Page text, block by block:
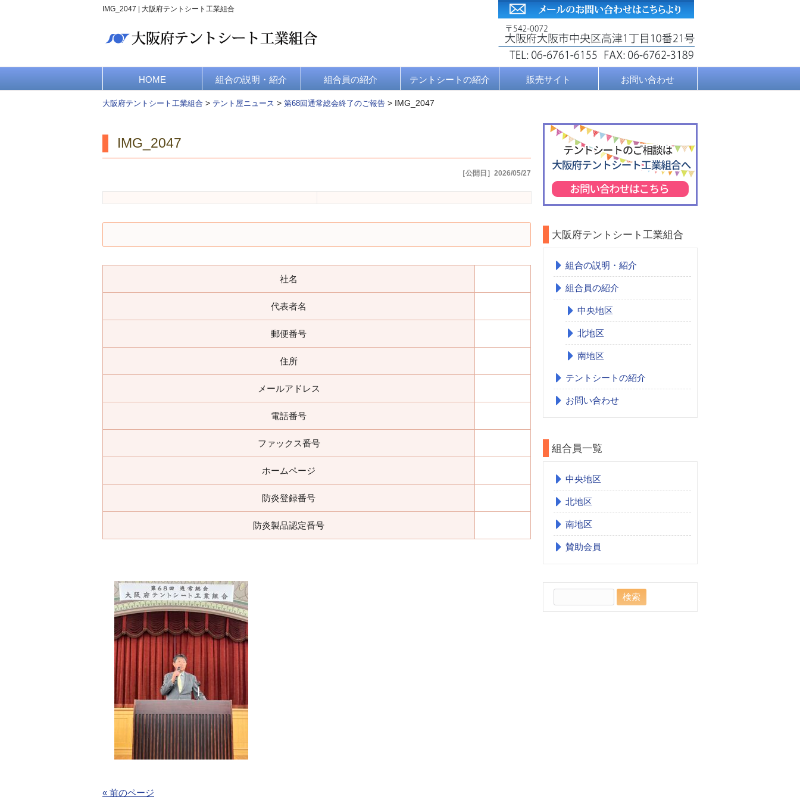
IMG_2047 | 大阪府テントシート工業組合
HOME 組合の説明・紹介 組合員の紹介 テントシートの紹介 販売サイト お問い合わせ
大阪府テントシート工業組合 > テント屋ニュース > 第68回通常総会終了のご報告 > IMG_2047
IMG_2047
［公開日］2026/05/27
社名
代表者名
郵便番号
住所
メールアドレス
電話番号
ファックス番号
ホームページ
防炎登録番号
防炎製品認定番号
« 前のページ
大阪府テントシート工業組合
組合の説明・紹介
組合員の紹介
中央地区
北地区
南地区
テントシートの紹介
お問い合わせ
組合員一覧
中央地区
北地区
南地区
賛助会員